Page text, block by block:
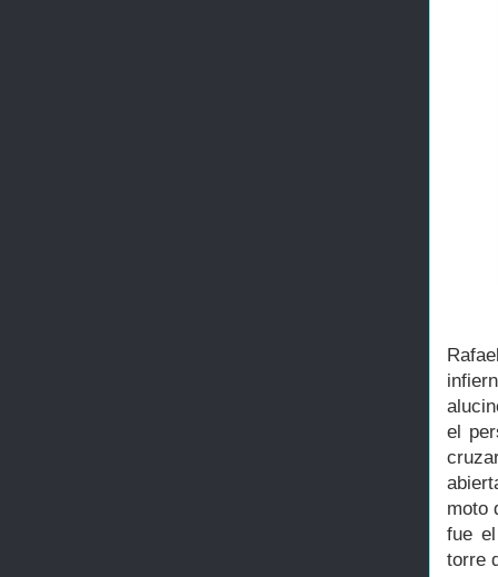
el
moto
fue
torre